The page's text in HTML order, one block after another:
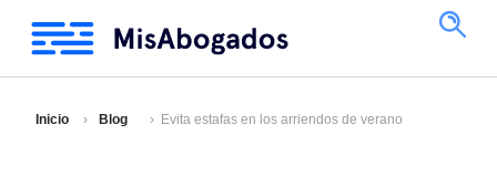
Inicio Blog Evita estafas en los arriendos de verano